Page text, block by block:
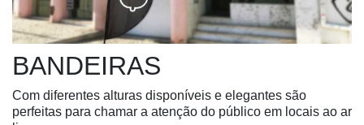
BANDEIRAS
Com diferentes alturas disponíveis e elegantes são
perfeitas para chamar a atenção do público em locais ao ar